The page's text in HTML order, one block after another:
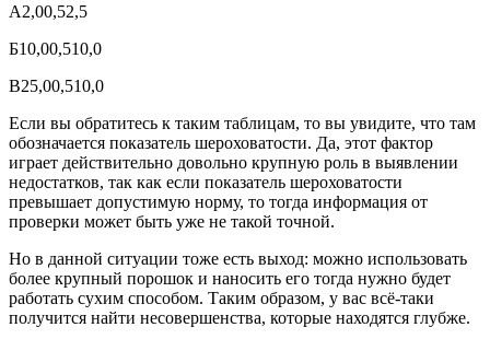
А2,00,52,5
Б10,00,510,0
В25,00,510,0
Если вы обратитесь к таким таблицам, то вы увидите, что там
обозначается показатель шероховатости. Да, этот фактор
играет действительно довольно крупную роль в выявлении
недостатков, так как если показатель шероховатости
превышает допустимую норму, то тогда информация от
проверки может быть уже не такой точной.
Но в данной ситуации тоже есть выход: можно использовать
более крупный порошок и наносить его тогда нужно будет
работать сухим способом. Таким образом, у вас всё-таки
получится найти несовершенства, которые находятся глубже.